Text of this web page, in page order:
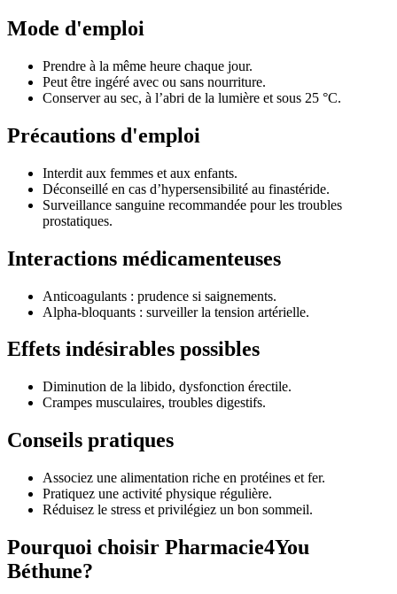
Mode d'emploi
Prendre à la même heure chaque jour.
Peut être ingéré avec ou sans nourriture.
Conserver au sec, à l’abri de la lumière et sous 25 °C.
Précautions d'emploi
Interdit aux femmes et aux enfants.
Déconseillé en cas d’hypersensibilité au finastéride.
Surveillance sanguine recommandée pour les troubles
prostatiques.
Interactions médicamenteuses
Anticoagulants : prudence si saignements.
Alpha-bloquants : surveiller la tension artérielle.
Effets indésirables possibles
Diminution de la libido, dysfonction érectile.
Crampes musculaires, troubles digestifs.
Conseils pratiques
Associez une alimentation riche en protéines et fer.
Pratiquez une activité physique régulière.
Réduisez le stress et privilégiez un bon sommeil.
Pourquoi choisir Pharmacie4You
Béthune?